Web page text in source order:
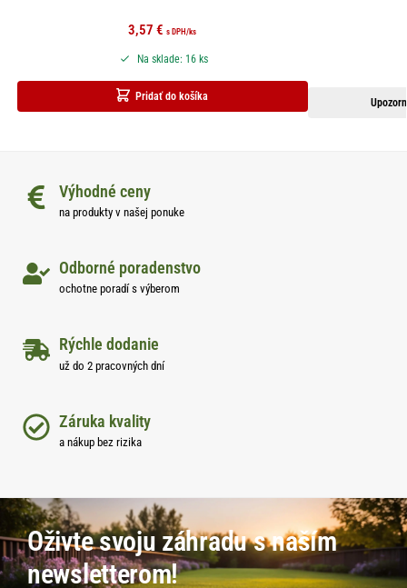
3,57€ s DPH/ks
Pridať do košíka
Na sklade: 16 ks
Výhodné ceny
na produkty v našej ponuke
Odborné poradenstvo
ochotne poradí s výberom
Rýchle dodanie
už do 2 pracovných dní
Záruka kvality
a nákup bez rizika
Oživte svoju záhradu s naším
newsletterom!